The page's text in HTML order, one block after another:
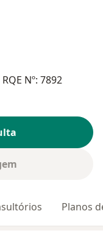
Nº: 7892
Planos